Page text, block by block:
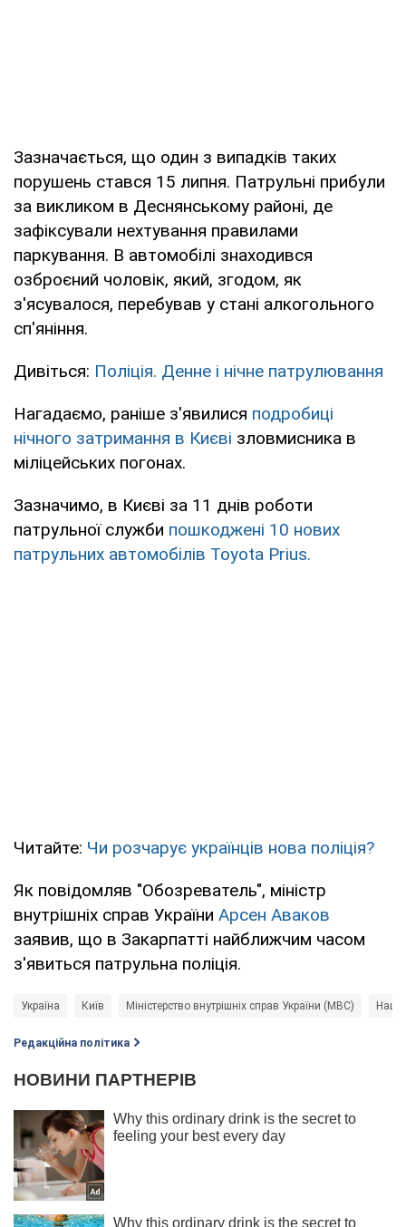
Зазначається, що один з випадків таких
порушень стався 15 липня. Патрульні прибули
за викликом в Деснянському районі, де
зафіксували нехтування правилами
паркування. В автомобілі знаходився
озброєний чоловік, який, згодом, як
з'ясувалося, перебував у стані алкогольного
сп'яніння.
Дивіться: Поліція. Денне і нічне патрулювання
Нагадаємо, раніше з'явилися подробиці
нічного затримання в Києві зловмисника в
міліцейських погонах.
Зазначимо, в Києві за 11 днів роботи
патрульної служби пошкоджені 10 нових
патрульних автомобілів Toyota Prius.
Читайте: Чи розчарує українців нова поліція?
Як повідомляв "Обозреватель", міністр
внутрішніх справ України Арсен Аваков
заявив, що в Закарпатті найближчим часом
з'явиться патрульна поліція.
Україна Київ Міністерство внутрішніх справ України (МВС)
Редакційна політика